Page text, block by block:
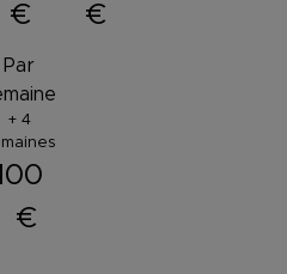
€
€
Par
+ 4
€